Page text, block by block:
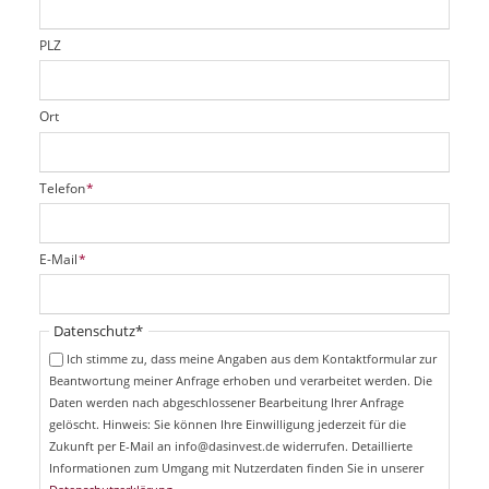
d
PLZ
Ort
P
f
i
c
t
f
Telefon*
P
f
i
E-Mail*
Pflichtfeld
Datenschutz*
Ich stimme zu, dass meine Angaben aus dem Kontaktformular zur
Beantwortung meiner Anfrage erhoben und verarbeitet werden. Die
Daten werden nach abgeschlossener Bearbeitung Ihrer Anfrage
gelöscht. Hinweis: Sie können Ihre Einwilligung jederzeit für die
Zukunft per E-Mail an info@dasinvest.de widerrufen. Detaillierte
Informationen zum Umgang mit Nutzerdaten finden Sie in unserer